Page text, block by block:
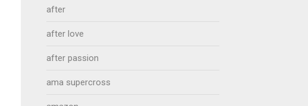
after
after love
after passion
ama supercross